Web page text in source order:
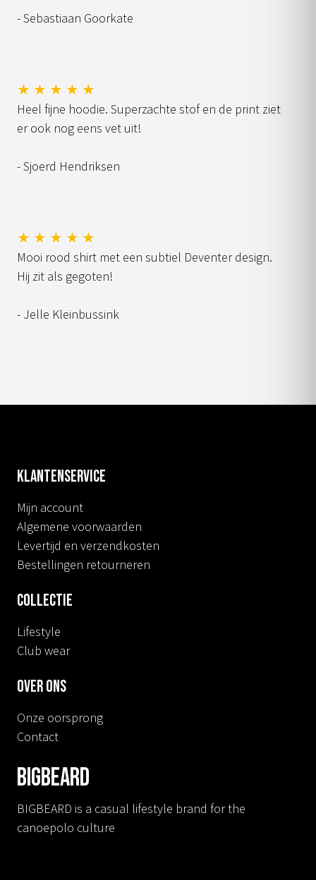
- Sebastiaan Goorkate
★ ★ ★ ★ ★
Heel fijne hoodie. Superzachte stof en de print ziet
er ook nog eens vet uit!
- Sjoerd Hendriksen
★ ★ ★ ★ ★
Mooi rood shirt met een subtiel Deventer design.
Hij zit als gegoten!
- Jelle Kleinbussink
Klantenservice
Mijn account
Algemene voorwaarden
Levertijd en verzendkosten
Bestellingen retourneren
Collectie
Lifestyle
Club wear
Over ons
Onze oorsprong
Contact
BIGBEARD
BIGBEARD is a casual lifestyle brand for the
canoepolo culture